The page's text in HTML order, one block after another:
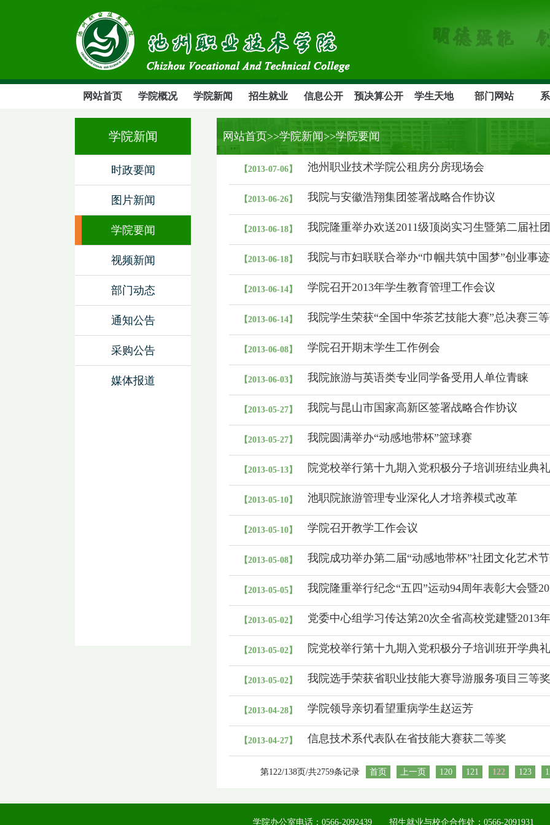
网站首页 学院概况 学院新闻 招生就业 信息公开 预决算公开 学生天地 部门网站
学院新闻
时政要闻
图片新闻
学院要闻
视频新闻
部门动态
通知公告
采购公告
媒体报道
网站首页>>学院新闻>>学院要闻
【2013-07-06】 池州职业技术学院公租房分房现场会
【2013-06-26】 我院与安徽浩翔集团签署战略合作协议
【2013-06-18】 我院隆重举办欢送2011级顶岗实习生暨第二届社
【2013-06-18】 我院与市妇联联合举办“巾帼共筑中国梦”创业事
【2013-06-14】 学院召开2013年学生教育管理工作会议
【2013-06-14】 我院学生荣获“全国中华茶艺技能大赛”总决赛三
【2013-06-08】 学院召开期末学生工作例会
【2013-06-03】 我院旅游与英语类专业同学备受用人单位青睐
【2013-05-27】 我院与昆山市国家高新区签署战略合作协议
【2013-05-27】 我院圆满举办“动感地带杯”篮球赛
【2013-05-13】 院党校举行第十九期入党积极分子培训班结业典礼
【2013-05-10】 池职院旅游管理专业深化人才培养模式改革
【2013-05-10】 学院召开教学工作会议
【2013-05-08】 我院成功举办第二届“动感地带杯”社团文化艺术
【2013-05-05】 我院隆重举行纪念“五四”运动94周年表彰大会暨
【2013-05-02】 党委中心组学习传达第20次全省高校党建暨2013
【2013-05-02】 院党校举行第十九期入党积极分子培训班开学典礼
【2013-05-02】 我院选手荣获省职业技能大赛导游服务项目三等奖
【2013-04-28】 学院领导亲切看望重病学生赵运芳
【2013-04-27】 信息技术系代表队在省技能大赛获二等奖
第122/138页/共2759条记录 首页 上一页 120 121 122 123
学院办公室电话：0566-2092439 招生就业与校企合作处：0566-2091931